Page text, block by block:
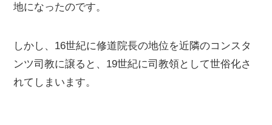
地になったのです。
しかし、16世紀に修道院長の地位を近隣のコンスタ
ンツ司教に譲ると、19世紀に司教領として世俗化さ
れてしまいます。